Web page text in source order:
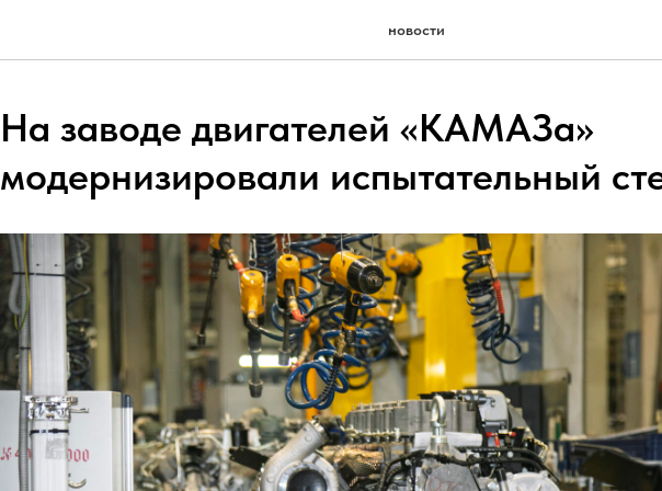
новости
На заводе двигателей «КАМАЗа»
модернизировали испытательный